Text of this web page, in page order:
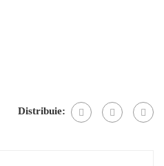
Distribuie: